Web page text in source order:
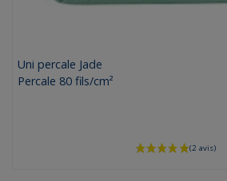
Uni percale Jade
Percale 80 fils/cm²